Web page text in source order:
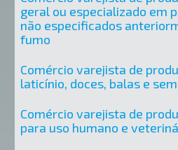
geral ou especializado em
não especificados
fumo
Comércio varejista de
laticínio, doces, balas e
Comércio varejista de
para uso humano e